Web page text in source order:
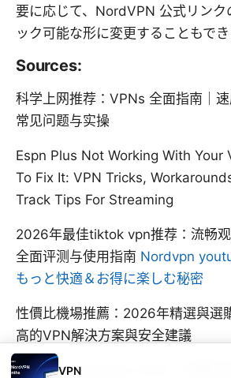
要に応じて、NordVPN 公式リンク
ック可能な形に変更することもでき
Sources:
科学上网推荐：VPNs 全面指南｜速
常见问题与实操
Espn Plus Not Working With Your
To Fix It: VPN Tricks,
Track Tips For Streaming
2026年最佳tiktok vpn推荐：流畅观
全面评测与使用指南 Nordvpn
もっと快適＆お得に楽しむ秘密
性價比機場推薦：2026年精選與選
高的VPN解決方案與安全建議
Mullvad download 2026：完整指
VPN